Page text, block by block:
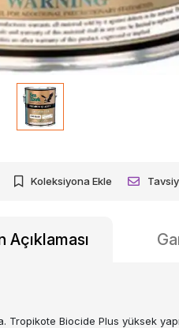
Koleksiyona Ekle
Açıklaması
Tropikote Biocide Plus yüksek